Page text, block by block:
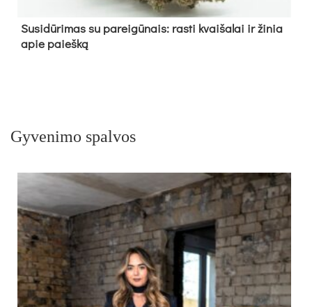
Su­si­dū­ri­mas su pa­rei­gū­nais: ras­ti kvai­ša­lai ir ži­nia
apie paieš­ką
Gyvenimo spalvos